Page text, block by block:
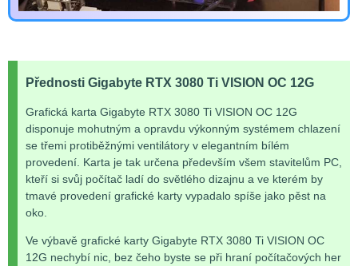
Přednosti Gigabyte RTX 3080 Ti VISION OC 12G
Grafická karta Gigabyte RTX 3080 Ti VISION OC 12G
disponuje mohutným a opravdu výkonným systémem chlazení
se třemi protiběžnými ventilátory v elegantním bílém
provedení. Karta je tak určena především všem stavitelům PC,
kteří si svůj počítač ladí do světlého dizajnu a ve kterém by
tmavé provedení grafické karty vypadalo spíše jako pěst na
oko.
Ve výbavě grafické karty Gigabyte RTX 3080 Ti VISION OC
12G nechybí nic, bez čeho byste se při hraní počítačových her